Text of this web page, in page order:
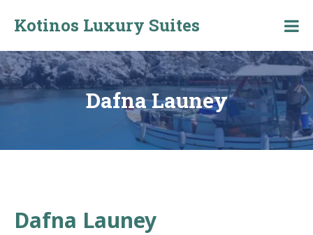
Kotinos Luxury Suites
Kotinos
Luxury
Suites
at
Molos,
Dafna Launey
Dafna Launey